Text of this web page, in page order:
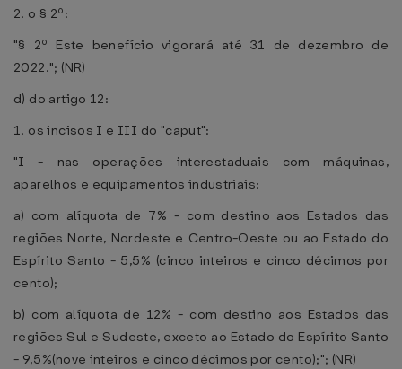
2. o § 2º:
"§ 2º Este benefício vigorará até 31 de dezembro de
2022."; (NR)
d) do artigo 12:
1. os incisos I e III do "caput":
"I - nas operações interestaduais com máquinas,
aparelhos e equipamentos industriais:
a) com alíquota de 7% - com destino aos Estados das
regiões Norte, Nordeste e Centro-Oeste ou ao Estado do
Espírito Santo - 5,5% (cinco inteiros e cinco décimos por
cento);
b) com alíquota de 12% - com destino aos Estados das
regiões Sul e Sudeste, exceto ao Estado do Espírito Santo
- 9,5%(nove inteiros e cinco décimos por cento);"; (NR)